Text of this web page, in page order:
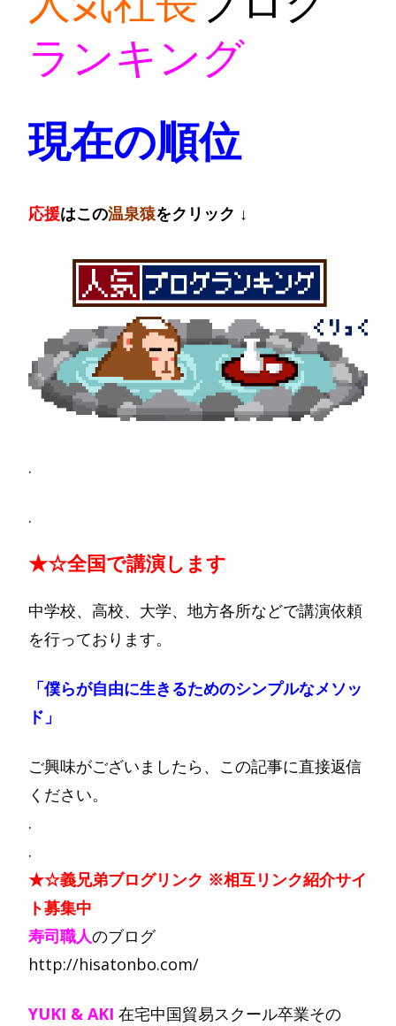
ラ ンキング
現在の順位
応援はこの温泉猿をクリック ↓
.
.
★☆全国で講演します
中学校、高校、大学、地方各所などで講演依頼
を行っております。
「僕らが自由に生きるためのシンプルなメソッ
ド」
ご興味がございましたら、この記事に直接返信
ください。
.
.
★☆義兄弟ブログリンク ※相互リンク紹介サイ
ト募集中
寿司職人のブログ
http://hisatonbo.com/
YUKI & AKI 在宅中国貿易スクール卒業その